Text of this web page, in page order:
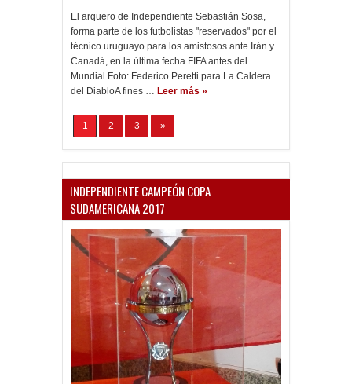
El arquero de Independiente Sebastián Sosa,
forma parte de los futbolistas "reservados" por el
técnico uruguayo para los amistosos ante Irán y
Canadá, en la última fecha FIFA antes del
Mundial.Foto: Federico Peretti para La Caldera
del DiabloA fines … Leer más »
1 2 3 »
INDEPENDIENTE CAMPEÓN COPA
SUDAMERICANA 2017